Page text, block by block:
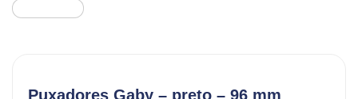
Puxadores Gaby – preto – 96 mm